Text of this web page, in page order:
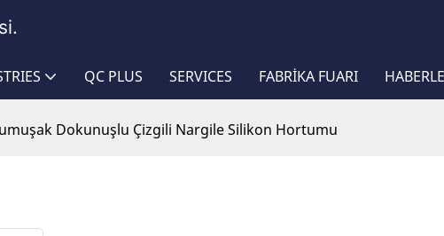
QC PLUS SERVICES FABRIKA FUARI
Dokunuşlu Çizgili Nargile Silikon Hortumu